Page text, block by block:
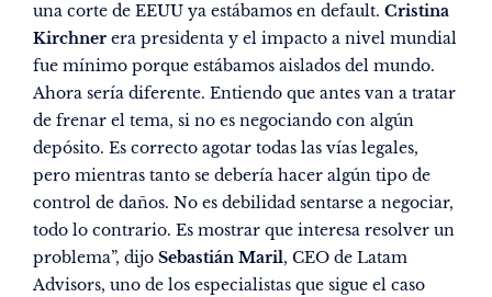
una corte de EEUU ya estábamos en default. Cristina
Kirchner era presidenta y el impacto a nivel mundial
fue mínimo porque estábamos aislados del mundo.
Ahora sería diferente. Entiendo que antes van a tratar
de frenar el tema, si no es negociando con algún
depósito. Es correcto agotar todas las vías legales,
pero mientras tanto se debería hacer algún tipo de
control de daños. No es debilidad sentarse a negociar,
todo lo contrario. Es mostrar que interesa resolver un
problema”, dijo Sebastián Maril, CEO de Latam
Advisors, uno de los especialistas que sigue el caso